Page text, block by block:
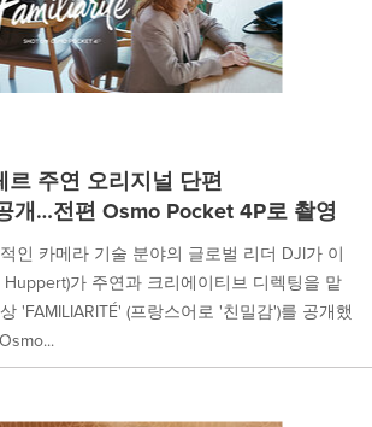
르 주연 오리지널 단편
개…전편 Osmo Pocket 4P로 촬영
인 카메라 기술 분야의 글로벌 리더 DJI가 이
Huppert)가 주연과 크리에이티브 디렉팅을 맡
'FAMILIARITÉ' (프랑스어로 '친밀감')를 공개했